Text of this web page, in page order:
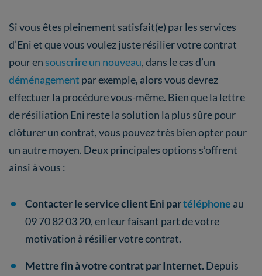
Si vous êtes pleinement satisfait(e) par les services
d’Eni et que vous voulez juste résilier votre contrat
pour ensouscrire un nouveau, dans le cas d’un
déménagement par exemple, alors vous devrez
effectuer la procédure vous-même. Bien que la lettre
de résiliation Eni reste la solution la plus sûre pour
clôturer un contrat, vous pouvez très bien opter pour
un autre moyen. Deux principales options s’offrent
ainsi à vous :
Contacter le service client Eni partéléphone au
09 70 82 03 20, en leur faisant part de votre
motivation à résilier votre contrat.
Mettre fin à votre contrat par Internet.Depuis